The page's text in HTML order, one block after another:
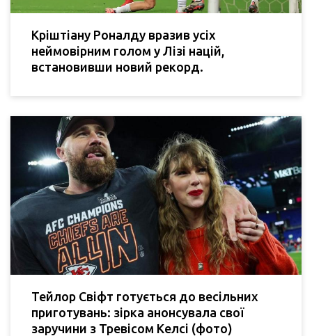
Кріштіану Роналду вразив усіх
неймовірним голом у Лізі націй,
встановивши новий рекорд.
Тейлор Свіфт готується до весільних
приготувань: зірка анонсувала свої
заручини з Тревісом Келсі (фото)